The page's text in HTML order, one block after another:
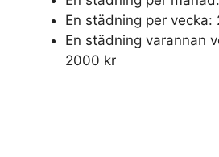
En städning per
En städning varannan
2000 kr